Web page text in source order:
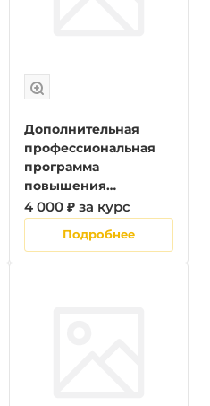
Дополнительная
профессиональная
программа
повышения
квалификации для
руководителей
организаций, лиц,
назначенных
4 000 ₽ за курс
Подробнее